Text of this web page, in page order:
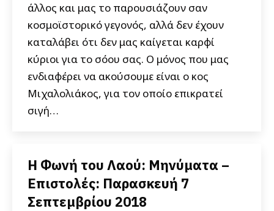
άλλος και μας το παρουσιάζουν σαν
κοσμοϊστορικό γεγονός, αλλά δεν έχουν
καταλάβει ότι δεν μας καίγεται καρφί
κύριοι για το σόου σας. Ο μόνος που μας
ενδιαφέρει να ακούσουμε είναι ο κος
Μιχαλολιάκος, για τον οποίο επικρατεί
σιγή…
Η Φωνή του Λαού: Μηνύματα –
Επιστολές: Παρασκευή 7
Σεπτεμβρίου 2018